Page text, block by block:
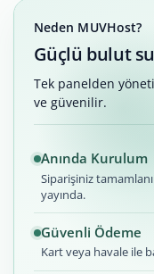
Neden MUVHost?
Güçlü bulut
Tek panelden
ve güvenilir.
Anında Kurulum
Siparişiniz
yayında.
Güvenli Ödeme
Kart veya havale ile